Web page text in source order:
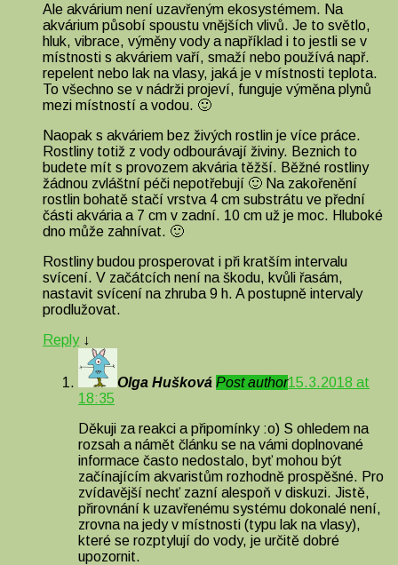
Ale akvárium není uzavřeným ekosystémem. Na
akvárium působí spoustu vnějších vlivů. Je to světlo,
hluk, vibrace, výměny vody a například i to jestli se v
místnosti s akváriem vaří, smaží nebo používá např.
repelent nebo lak na vlasy, jaká je v místnosti teplota.
To všechno se v nádrži projeví, funguje výměna plynů
mezi místností a vodou. 🙂
Naopak s akváriem bez živých rostlin je více práce.
Rostliny totiž z vody odbourávají živiny. Beznich to
budete mít s provozem akvária těžší. Běžné rostliny
žádnou zvláštní péči nepotřebují 🙂 Na zakořenění
rostlin bohatě stačí vrstva 4 cm substrátu ve přední
části akvária a 7 cm v zadní. 10 cm už je moc. Hluboké
dno může zahnívat. 🙂
Rostliny budou prosperovat i při kratším intervalu
svícení. V začátcích není na škodu, kvůli řasám,
nastavit svícení na zhruba 9 h. A postupně intervaly
prodlužovat.
Reply ↓
Olga Hušková Post author15.3.2018 at
18:35
Děkuji za reakci a připomínky :o) S ohledem na
rozsah a námět článku se na vámi doplnované
informace často nedostalo, byť mohou být
začínajícím akvaristům rozhodně prospěšné. Pro
zvídavější nechť zazní alespoň v diskuzi. Jistě,
přirovnání k uzavřenému systému dokonalé není,
zrovna na jedy v místnosti (typu lak na vlasy),
které se rozptylují do vody, je určitě dobré
upozornit.